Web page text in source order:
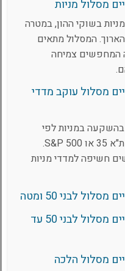
מסלול מניות
בשוקי ההון, במטרה
המסלול מתאים
המחפשים צמיחה
מסלול עוקב מדדי
במניות לפי
מדדים מובילים בשוקי ההון, כמו ת"א 35 או S&P 500.
חשיפה למדדי מניות
לבני 50 ומטה
מנורה מבטחים תגמולים ופיצויים מסלול לבני 50 עד
מסלול הלכה